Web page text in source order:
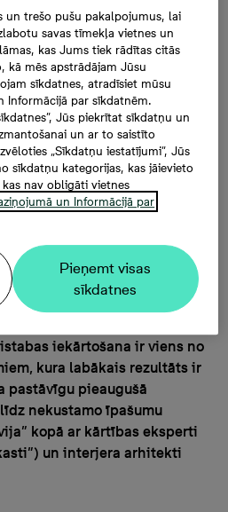
– lai
nav
aspekts. Gudri
klāt vēl vairāki svarīgi
ērtības, vieta radošām
iekārtošana ir viens no
kura labākais rezultāts ir
pastāvīgu pieaugušā
nekustamo īpašumu
kopā ar kārtības eksperti
un interjera arhitekti
un trešo pušu pakalpojumus, lai
savas tīmekļa vietnes un
kas Jums tiek rādītas citās
kā mēs apstrādājam Jūsu
sīkdatnes, atradīsiet mūsu
Informācijā par sīkdatnēm.
Jūs piekrītat sīkdatņu un
un ar to saistīto
„Sīkdatņu iestatījumi”, Jūs
sīkdatņu kategorijas, kas jāievieto
nav obligāti vietnes
un Informācijā par
Pieņemt visas
sīkdatnes